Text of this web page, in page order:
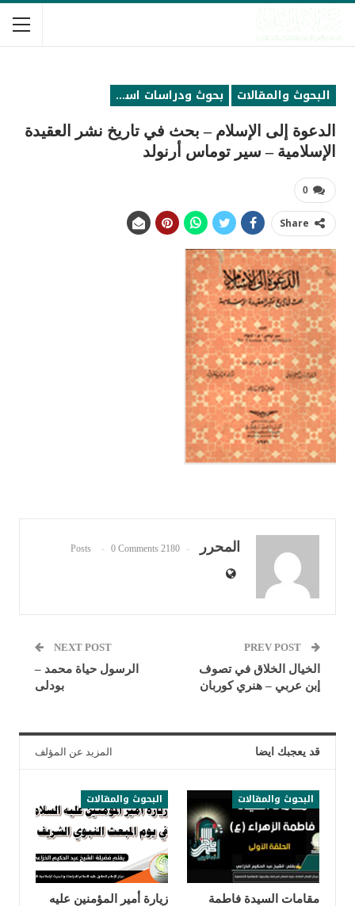
البحوث والمقالات بحوث ودراسات اسلامية
الدعوة إلى الإسلام – بحث في تاريخ نشر العقيدة
الإسلامية – سير توماس أرنولد
0
Share
المحرر 2180 Posts
0 Comments
الخيال الخلاق في تصوف
إبن عربي – هنري كوربان
NEXT POST
الرسول حياة محمد –
بودلى
قد يعجبك ايضا المزيد عن المؤلف
البحوث والمقالات
مقامات السيدة فاطمة
البحوث والمقالات
زيارة أمير المؤمنين عليه